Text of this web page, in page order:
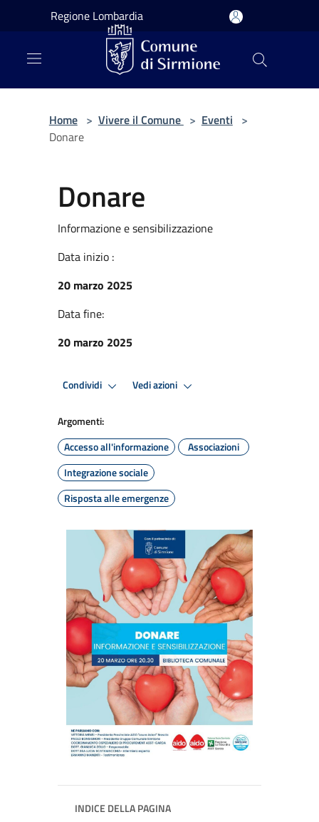
Salta al contenuto principale
Regione Lombardia
Home > Vivere il Comune > Eventi >
Donare
Donare
Informazione e sensibilizzazione
Data inizio :
20 marzo 2025
Data fine:
20 marzo 2025
Condividi Vedi azioni
Argomenti:
Accesso all'informazione
Associazioni
Integrazione sociale
Risposta alle emergenze
INDICE DELLA PAGINA